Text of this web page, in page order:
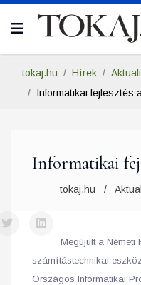
tokaj.hu Hírek
Informatikai fejlesztés
Informatikai
tokaj.hu
Megújult a Németi
számítástechnikai
Országos Informatikai